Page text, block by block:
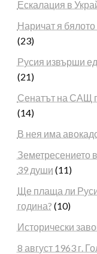
Ескалация в
Наричат я
(23)
Русия извърши
(21)
Сенатът на САЩ
(14)
В нея има
Земетресението
39 души (11)
Ще плаща ли
година? (10)
Исторически
8 август 1963 г.